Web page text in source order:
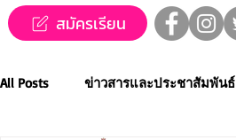
สมัครเรียน
All Posts ข่าวสารและประชาสัมพันธ์